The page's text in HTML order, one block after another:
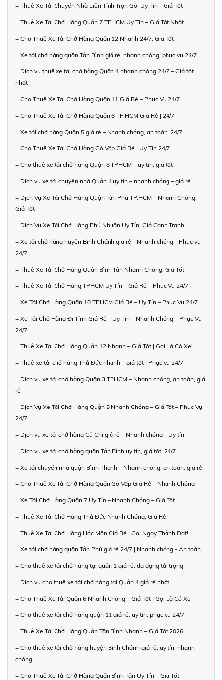
+ Thuê Xe Tải Chuyển Nhà Liên Tỉnh Trọn Gói Uy Tín – Giá Tốt
+ Thuê Xe Tải Chở Hàng Quận 7 TPHCM Uy Tín – Giá Tốt Nhất
+ Cho Thuê Xe Tải Chở Hàng Quận 12 Nhanh 24/7, Giá Tốt
+ Xe tải chở hàng quận Tân Bình giá rẻ, nhanh chóng, phục vụ 24/7
+ Dịch vụ thuê xe tải chở hàng Quận 4 nhanh chóng 24/7 – Giá tốt
nhất
+ Cho Thuê Xe Tải Chở Hàng Quận 11 Giá Rẻ – Phục Vụ 24/7
+ Cho Thuê Xe Tải Chở Hàng Quận 6 TP.HCM Giá Rẻ | 24/7
+ Xe tải chở hàng Quận 5 giá rẻ – Nhanh chóng, an toàn, 24/7
+ Cho Thuê Xe Tải Chở Hàng Gò Vấp Giá Rẻ | Uy Tín 24/7
+ Cho thuê xe tải chở hàng Quận 8 TPHCM – uy tín, giá tốt
+ Dịch vụ xe tải chuyển nhà Quận 1 uy tín – nhanh chóng – giá rẻ
+ Dịch Vụ Xe Tải Chở Hàng Quận Tân Phú TP.HCM – Nhanh Chóng,
Giá Tốt
+ Dịch Vụ Xe Tải Chở Hàng Phú Nhuận Uy Tín, Giá Cạnh Tranh
+ Xe tải chở hàng huyện Bình Chánh giá rẻ - Nhanh chóng - Phục vụ
24/7
+ Thuê Xe Tải Chở Hàng Quận Bình Tân Nhanh Chóng, Giá Tốt
+ Thuê Xe Tải Chở Hàng TPHCM Uy Tín – Giá Rẻ – Phục Vụ 24/7
+ Xe Tải Chở Hàng Quận 10 TPHCM Giá Rẻ – Uy Tín – Phục Vụ 24/7
+ Xe Tải Chở Hàng Đi Tỉnh Giá Rẻ – Uy Tín – Nhanh Chóng – Phục Vụ
24/7
+ Thuê Xe Tải Chở Hàng Quận 12 Nhanh – Giá Tốt | Gọi Là Có Xe!
+ Thuê xe tải chở hàng Thủ Đức nhanh – giá tốt | Phục vụ 24/7
+ Dịch vụ xe tải chở hàng Quận 3 TPHCM – Nhanh chóng, an toàn, giá
rẻ
+ Dịch Vụ Xe Tải Chở Hàng Quận 5 Nhanh Chóng – Giá Tốt – Phục Vụ
24/7
+ Dịch vụ xe tải chở hàng Củ Chi giá rẻ – Nhanh chóng – Uy tín
+ Dịch vụ xe tải chở hàng quận Tân Bình uy tín, giá tốt, 24/7
+ Xe tải chuyển nhà quận Bình Thạnh – Nhanh chóng, an toàn, giá rẻ
+ Cho Thuê Xe Tải Chở Hàng Quận Gò Vấp Giá Rẻ – Nhanh Chóng
+ Xe Tải Chở Hàng Quận 7 Uy Tín – Nhanh Chóng – Giá Tốt
+ Thuê Xe Tải Chở Hàng Thủ Đức Nhanh Chóng, Giá Rẻ
+ Thuê Xe Tải Chở Hàng Hóc Môn Giá Rẻ | Gọi Ngay Thành Đạt!
+ Xe tải chở hàng quận Tân Phú giá rẻ 24/7 | Nhanh chóng - An toàn
+ Cho thuê xe tải chở hàng tại quận 1 giá rẻ, đa dạng tải trọng
+ Dịch vụ cho thuê xe tải chở hàng tại Quận 4 giá rẻ nhất
+ Cho Thuê Xe Tải Quận 6 Nhanh Chóng – Giá Tốt | Gọi Là Có Xe
+ Cho thuê xe tải chở hàng quận 11 giá rẻ, uy tín, phục vụ 24/7
+ Thuê Xe Tải Chở Hàng Quận Tân Bình Nhanh – Giá Tốt 2026
+ Cho thuê xe tải chở hàng huyện Bình Chánh giá rẻ, uy tín, nhanh
chóng
+ Cho Thuê Xe Tải Chở Hàng Quận Bình Tân Uy Tín – Giá Tốt